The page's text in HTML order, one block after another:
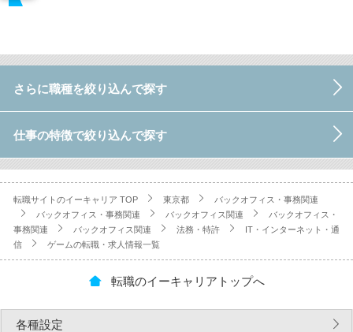
さらに職種を絞り込んで探す
仕事の特徴で絞り込んで探す
転職サイトのイーキャリア TOP 東京都
バックオフィス・事務関連
バックオフィス・事務関連
バックオフィス関連
バックオフィス・
事務関連
バックオフィス関連 法務・特許
IT・インターネット・通
信
ゲームの転職・求人情報一覧
転職のイーキャリアトップへ
各種設定